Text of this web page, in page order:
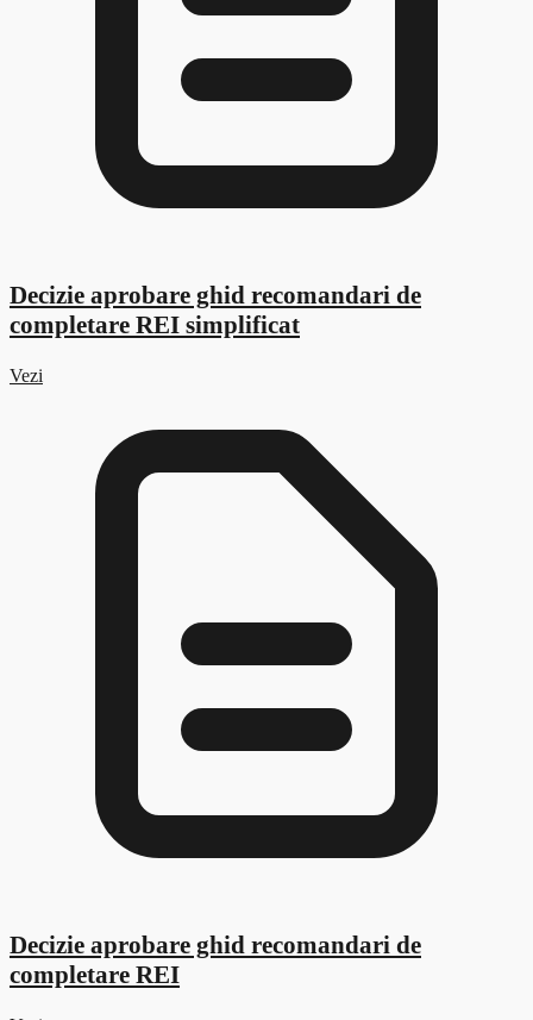
Decizie aprobare ghid recomandari de
completare REI simplificat
Vezi
Decizie aprobare ghid recomandari de
completare REI